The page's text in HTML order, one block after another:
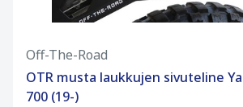
Off-The-Road
OTR musta laukkujen sivuteline
700 (19-)